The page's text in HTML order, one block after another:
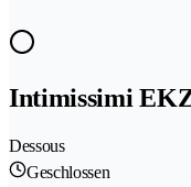
Intimissimi
Dessous
Geschlossen